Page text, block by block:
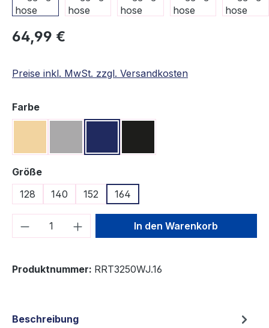
Regulärer Preis:
64,99 €
Preise inkl. MwSt. zzgl. Versandkosten
Farbeauswählen
Größeauswählen
128
140 152 164
Produkt Anzahl: Gib denIn den Warenkorb
Produktnummer: RRT3250WJ.16
Beschreibung